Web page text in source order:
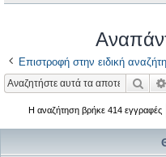
Επιστροφή στην ειδική
Η αναζήτηση βρήκε 414 εγγραφές